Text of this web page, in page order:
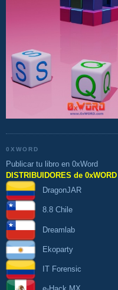
0XWORD
Publicar tu libro en 0xWord
DISTRIBUIDORES de 0xWORD
DragonJAR
8.8 Chile
Dreamlab
Ekoparty
IT Forensic